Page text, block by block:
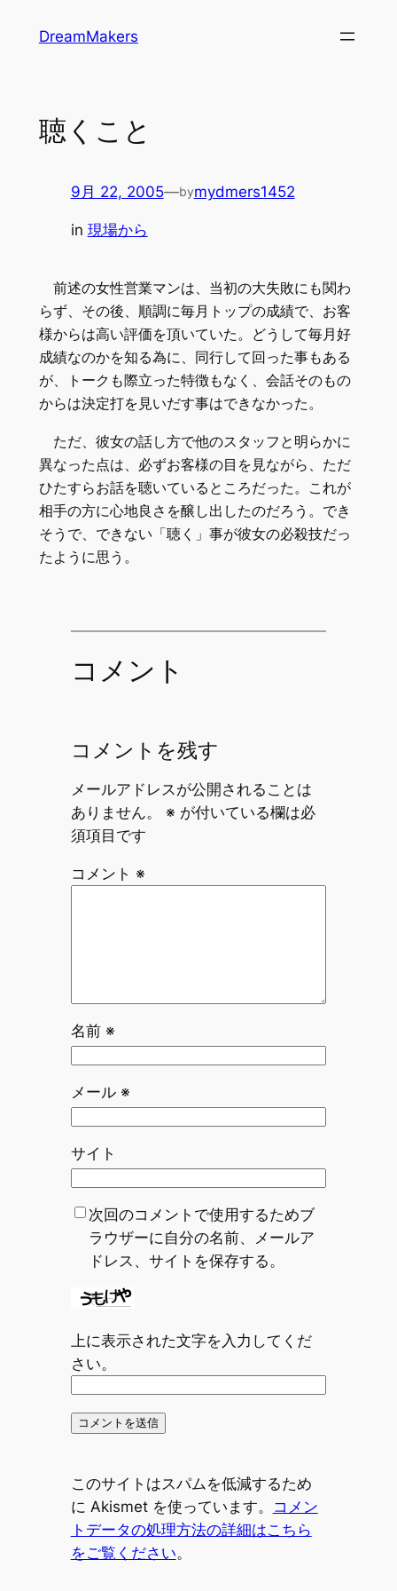
DreamMakers
聴くこと
9月 22, 2005—bymydmers1452
in 現場から
前述の女性営業マンは、当初の大失敗にも関わ
らず、その後、順調に毎月トップの成績で、お客
様からは高い評価を頂いていた。どうして毎月好
成績なのかを知る為に、同行して回った事もある
が、トークも際立った特徴もなく、会話そのもの
からは決定打を見いだす事はできなかった。
ただ、彼女の話し方で他のスタッフと明らかに
異なった点は、必ずお客様の目を見ながら、ただ
ひたすらお話を聴いているところだった。これが
相手の方に心地良さを醸し出したのだろう。でき
そうで、できない「聴く」事が彼女の必殺技だっ
たように思う。
コメント
コメントを残す
メールアドレスが公開されることは
ありません。
※ が付いている欄は必
須項目です
コメント ※
名前 ※
メール ※
サイト
次回のコメントで使用するためブ
ラウザーに自分の名前、メールア
ドレス、サイトを保存する。
上に表示された文字を入力してくだ
さい。
このサイトはスパムを低減するため
に Akismet を使っています。
コメン
トデータの処理方法の詳細はこちら
をご覧ください。